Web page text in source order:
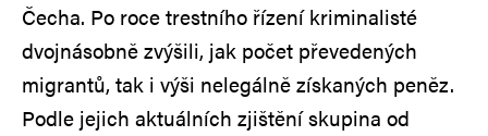
Čecha. Po roce trestního řízení kriminalisté
dvojnásobně zvýšili, jak počet převedených
migrantů, tak i výši nelegálně získaných peněz.
Podle jejich aktuálních zjištění skupina od